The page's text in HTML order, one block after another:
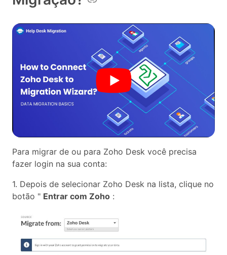
Para migrar de ou para Zoho Desk você precisa
fazer login na sua conta:
1. Depois de selecionar Zoho Desk na lista, clique no
botão " Entrar com Zoho :